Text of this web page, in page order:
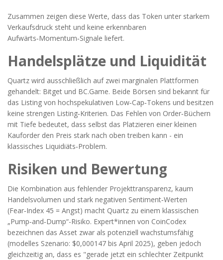
Zusammen zeigen diese Werte, dass das Token unter starkem
Verkaufsdruck steht und keine erkennbaren
Aufwärts‑Momentum‑Signale liefert.
Handelsplätze und Liquidität
Quartz wird ausschließlich auf zwei marginalen Plattformen
gehandelt: Bitget und BC.Game. Beide Börsen sind bekannt für
das Listing von hochspekulativen Low‑Cap‑Tokens und besitzen
keine strengen Listing‑Kriterien. Das Fehlen von Order‑Büchern
mit Tiefe bedeutet, dass selbst das Platzieren einer kleinen
Kauforder den Preis stark nach oben treiben kann - ein
klassisches Liquidiäts‑Problem.
Risiken und Bewertung
Die Kombination aus fehlender Projekttransparenz, kaum
Handelsvolumen und stark negativen Sentiment‑Werten
(Fear‑Index 45 = Angst) macht Quartz zu einem klassischen
„Pump‑and‑Dump“-Risiko. Expert*innen von CoinCodex
bezeichnen das Asset zwar als potenziell wachstumsfähig
(modelles Szenario: $0,000147 bis April 2025), geben jedoch
gleichzeitig an, dass es "gerade jetzt ein schlechter Zeitpunkt